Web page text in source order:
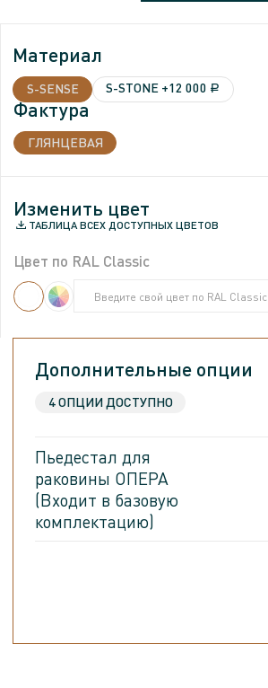
Материал
S-SENSE S-STONE +12 000 a
Фактура
ГЛЯНЦЕВАЯ
Изменить цвет
ТАБЛИЦА ВСЕХ ДОСТУПНЫХ ЦВЕТОВ
Цвет по RAL Classic
Введите свой цвет по RAL Classic
Введите свой цвет по RAL Classic
Фактура
МАТОВАЯ
Изменить цвет
ТАБЛИЦА ВСЕХ ДОСТУПНЫХ ЦВЕТОВ
Цвет по RAL Classic
Введите свой цвет по RAL Classic
Введите свой цвет по RAL Classic
Дополнительные опции
4 ОПЦИИ ДОСТУПНО
Пьедестал для
раковины ОПЕРА
(Входит в базовую
комплектацию)